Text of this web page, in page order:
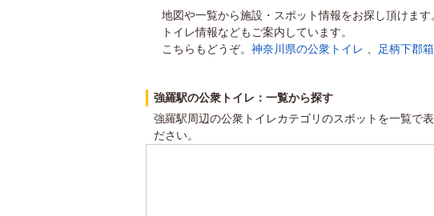
地図や一覧から施設・スポット情報をお探し頂けま
トイレ情報などもご案内しています。
こちらもどうぞ。 神奈川県の公衆トイレ 足柄下郡
強羅駅の公衆トイレ：一覧から探す
強羅駅周辺の公衆トイレカテゴリのスポットを一覧で
ださい。